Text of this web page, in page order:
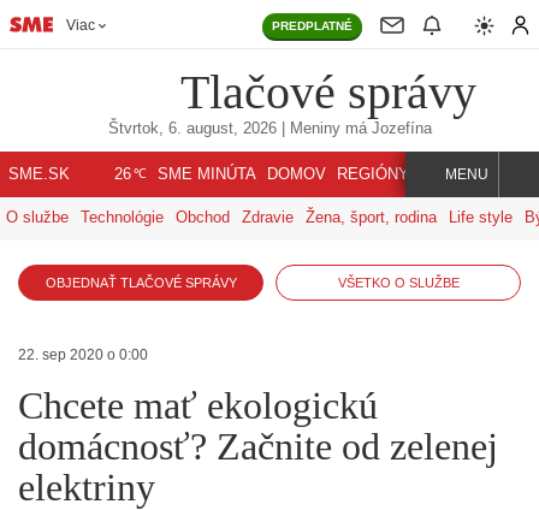
Viac PREDPLATNÉ
Tlačové správy
Štvrtok, 6. august, 2026| Meniny má Jozefína
SME.SK 26℃ SME MINÚTA DOMOV REGIÓNY INDEX SVET
MENU
O službe Technológie Obchod Zdravie Žena, šport, rodina Life style
OBJEDNAŤ TLAČOVÉ SPRÁVY VŠETKO O SLUŽBE
22. sep 2020 o 0:00
Chcete mať ekologickú
domácnosť? Začnite od zelenej
elektriny